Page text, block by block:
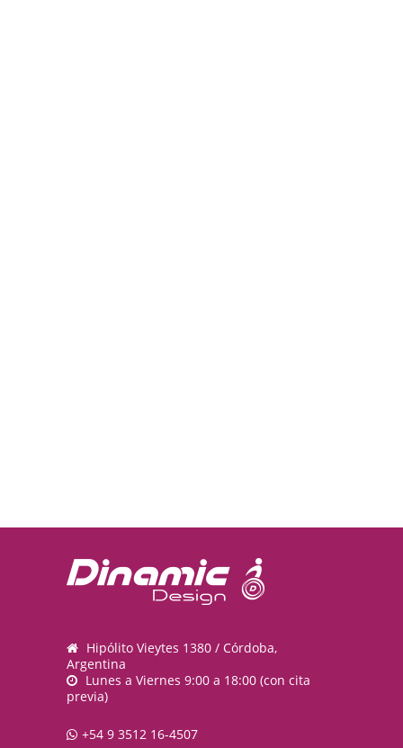
Hipólito Vieytes 1380 / Córdoba,
Argentina
Lunes a Viernes 9:00 a 18:00 (con cita
previa)
+54 9 3512 16-4507